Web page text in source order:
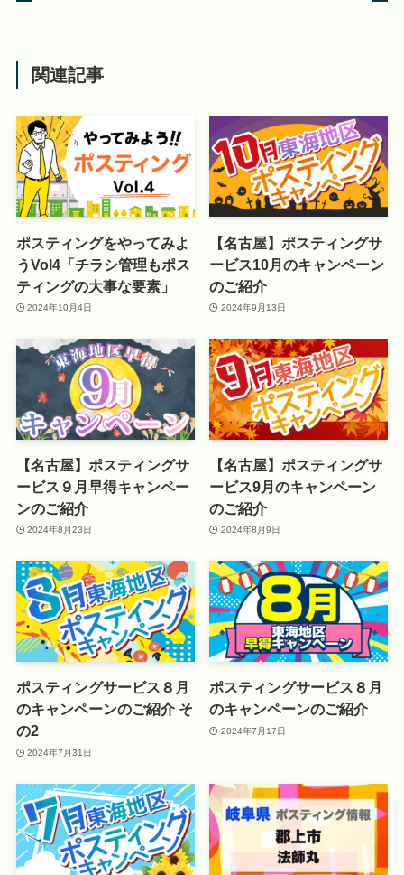
関連記事
ポスティングをやってみよ
うVol4「チラシ管理もポス
ティングの大事な要素」
2024年10月4日
【名古屋】ポスティングサ
ービス10月のキャンペーン
のご紹介
2024年9月13日
【名古屋】ポスティングサ
ービス９月早得キャンペー
ンのご紹介
2024年8月23日
【名古屋】ポスティングサ
ービス9月のキャンペーン
のご紹介
2024年8月9日
ポスティングサービス８月
のキャンペーンのご紹介 そ
の2
2024年7月31日
ポスティングサービス８月
のキャンペーンのご紹介
2024年7月17日